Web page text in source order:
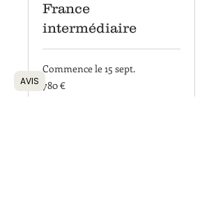
France
intermédiaire
Commence le 15 sept.
780
euros
780 €
AVIS